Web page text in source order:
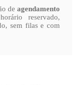
de agendamento
reservado,
sem filas e com